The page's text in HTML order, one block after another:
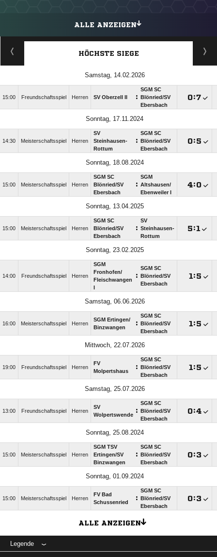
ALLE ANZEIGEN
HÖCHSTE SIEGE
Samstag, 14.02.2026
15:00 Freundschaftsspiel Herren SV Oberzell II :
SGM SC
Blönried/​SV
Ebersbach
:
Sonntag, 17.11.2024
14:30 Meisterschaftsspiel Herren
SV
Steinhausen-
Rottum
:
SGM SC
Blönried/​SV
Ebersbach
:
Sonntag, 18.08.2024
15:00 Meisterschaftsspiel Herren
SGM SC
Blönried/​SV
Ebersbach
:
SGM
Altshausen/​
Ebenweiler I
:
Sonntag, 13.04.2025
15:00 Meisterschaftsspiel Herren
SGM SC
Blönried/​SV
Ebersbach
:
SV
Steinhausen-
Rottum
:
Sonntag, 23.02.2025
14:00 Freundschaftsspiel Herren
SGM
Fronhofen/​
Fleischwangen
:
SGM SC
Blönried/​SV
Ebersbach
:
Samstag, 06.06.2026
16:00 Meisterschaftsspiel Herren
SGM Ertingen/​
Binzwangen
:
SGM SC
Blönried/​SV
Ebersbach
:
Mittwoch, 22.07.2026
19:00 Freundschaftsspiel Herren
FV
Molpertshaus
:
SGM SC
Blönried/​SV
Ebersbach
:
Samstag, 25.07.2026
13:00 Freundschaftsspiel Herren
SV
Wolpertswende :
SGM SC
Blönried/​SV
Ebersbach
:
Sonntag, 25.08.2024
15:00 Meisterschaftsspiel Herren
SGM TSV
Ertingen/​SV
Binzwangen
:
SGM SC
Blönried/​SV
Ebersbach
:
Sonntag, 01.09.2024
15:00 Meisterschaftsspiel Herren
FV Bad
Schussenried
:
SGM SC
Blönried/​SV
Ebersbach
:
ALLE ANZEIGEN
Legende